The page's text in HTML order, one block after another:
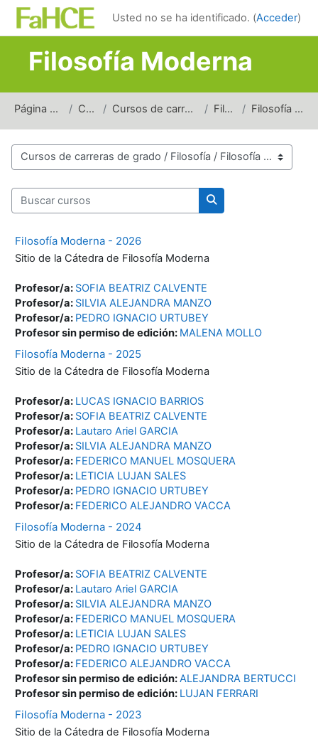
Salta al contenido principal
Usted no se ha identificado. (Acceder)
Filosofía Moderna
Página Principal Cursos Cursos de carreras de grado Filosofía Filosofía Moderna
Categorías
Buscar cursos
Buscar cursos
Filosofía Moderna - 2026
Sitio de la Cátedra de Filosofía Moderna
Profesor/a: SOFIA BEATRIZ CALVENTE
Profesor/a: SILVIA ALEJANDRA MANZO
Profesor/a: PEDRO IGNACIO URTUBEY
Profesor sin permiso de edición: MALENA MOLLO
Filosofía Moderna - 2025
Sitio de la Cátedra de Filosofía Moderna
Profesor/a: LUCAS IGNACIO BARRIOS
Profesor/a: SOFIA BEATRIZ CALVENTE
Profesor/a: Lautaro Ariel GARCIA
Profesor/a: SILVIA ALEJANDRA MANZO
Profesor/a: FEDERICO MANUEL MOSQUERA
Profesor/a: LETICIA LUJAN SALES
Profesor/a: PEDRO IGNACIO URTUBEY
Profesor/a: FEDERICO ALEJANDRO VACCA
Filosofía Moderna - 2024
Sitio de la Cátedra de Filosofía Moderna
Profesor/a: SOFIA BEATRIZ CALVENTE
Profesor/a: Lautaro Ariel GARCIA
Profesor/a: SILVIA ALEJANDRA MANZO
Profesor/a: FEDERICO MANUEL MOSQUERA
Profesor/a: LETICIA LUJAN SALES
Profesor/a: PEDRO IGNACIO URTUBEY
Profesor/a: FEDERICO ALEJANDRO VACCA
Profesor sin permiso de edición:ALEJANDRA BERTUCCI
Profesor sin permiso de edición: LUJAN FERRARI
Filosofía Moderna - 2023
Sitio de la Cátedra de Filosofía Moderna